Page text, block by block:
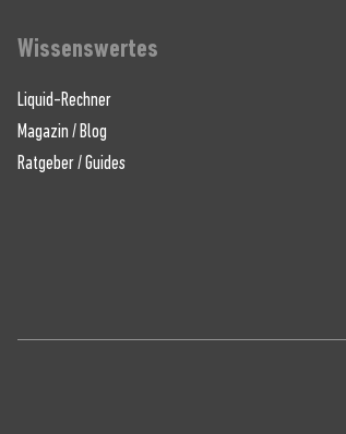
Wissenswertes
Liquid-Rechner
Magazin / Blog
Ratgeber / Guides